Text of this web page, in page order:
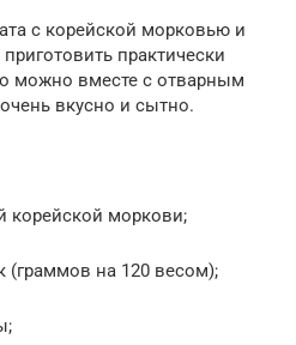
с корейской морковью и
практически
можно вместе с отварным
вкусно и сытно.
корейской моркови;
(граммов на 120 весом);